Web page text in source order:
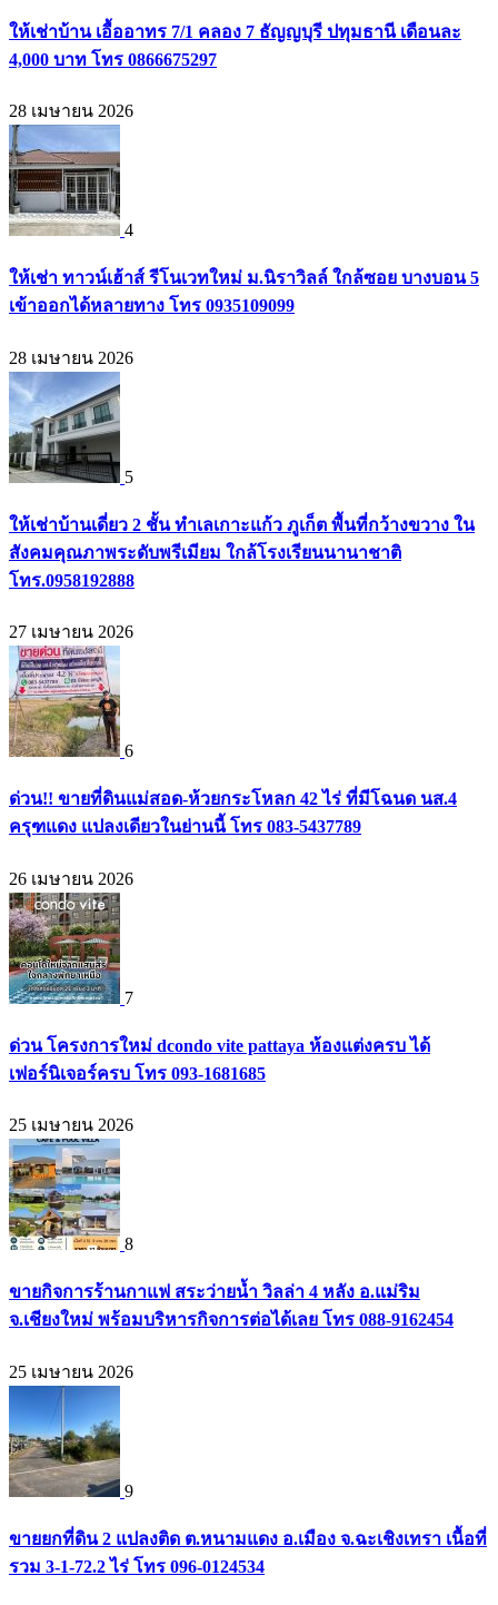
ให้เช่าบ้าน เอื้ออาทร 7/1 คลอง 7 ธัญญบุรี ปทุมธานี เดือนละ
4,000 บาท โทร 0866675297
28 เมษายน 2026
4
ให้เช่า ทาวน์เฮ้าส์ รีโนเวทใหม่ ม.นิราวิลล์ ใกล้ซอย บางบอน 5
เข้าออกได้หลายทาง โทร 0935109099
28 เมษายน 2026
5
ให้เช่าบ้านเดี่ยว 2 ชั้น ทำเลเกาะแก้ว ภูเก็ต พื้นที่กว้างขวาง ใน
สังคมคุณภาพระดับพรีเมียม ใกล้โรงเรียนนานาชาติ
โทร.0958192888
27 เมษายน 2026
6
ด่วน!! ขายที่ดินแม่สอด-ห้วยกระโหลก 42 ไร่ ที่มีโฉนด นส.4
ครุฑแดง แปลงเดียวในย่านนี้ โทร 083-5437789
26 เมษายน 2026
7
ด่วน โครงการใหม่ dcondo vite pattaya ห้องแต่งครบ ได้
เฟอร์นิเจอร์ครบ โทร 093-1681685
25 เมษายน 2026
8
ขายกิจการร้านกาแฟ สระว่ายน้ำ วิลล่า 4 หลัง อ.แม่ริม
จ.เชียงใหม่ พร้อมบริหารกิจการต่อได้เลย โทร 088-9162454
25 เมษายน 2026
9
ขายยกที่ดิน 2 แปลงติด ต.หนามแดง อ.เมือง จ.ฉะเชิงเทรา เนื้อที่
รวม 3-1-72.2 ไร่ โทร 096-0124534